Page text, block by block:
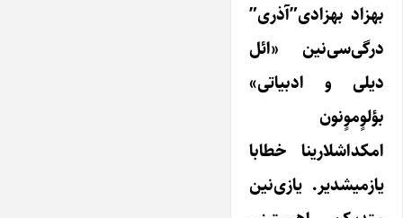
بهزاد بهزادی”آذری”
درگی‌سی‌نین «ائل
دیلی و ادبیاتی»
بؤلوٍموٍنون
امکداشلارینا خطابا
یازمیشدیر. یازی‌نین